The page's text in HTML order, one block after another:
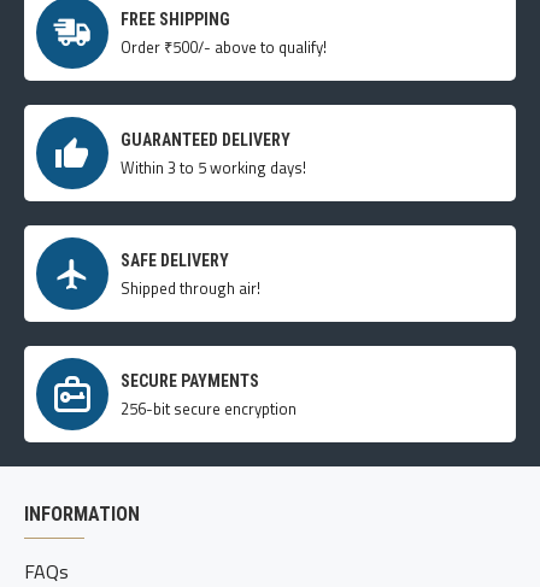
FREE SHIPPING
Order ₹500/- above to qualify!
GUARANTEED DELIVERY
Within 3 to 5 working days!
SAFE DELIVERY
Shipped through air!
SECURE PAYMENTS
256-bit secure encryption
INFORMATION
FAQs